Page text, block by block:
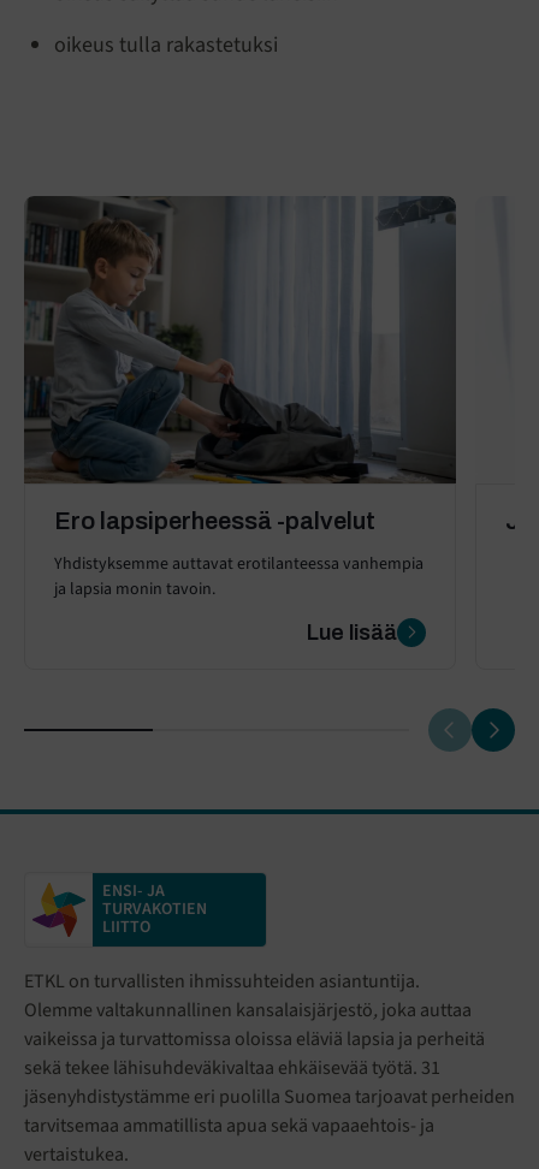
oikeus tulla rakastetuksi
Ero lapsiperheessä -palvelut
Yhdistyksemme auttavat erotilanteessa vanhempia
ja lapsia monin tavoin.
Lue lisää
ENSI- JA
TURVAKOTIEN
LIITTO
ETKL on turvallisten ihmissuhteiden asiantuntija.
Olemme valtakunnallinen kansalaisjärjestö, joka auttaa
vaikeissa ja turvattomissa oloissa eläviä lapsia ja perheitä
sekä tekee lähisuhdeväkivaltaa ehkäisevää työtä. 31
jäsenyhdistystämme eri puolilla Suomea tarjoavat perheiden
tarvitsemaa ammatillista apua sekä vapaaehtois- ja
vertaistukea.